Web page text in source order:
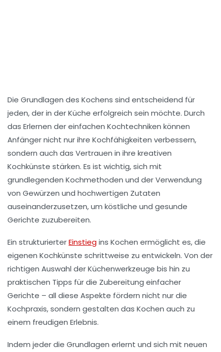
Die Grundlagen des Kochens sind entscheidend für
jeden, der in der Küche erfolgreich sein möchte. Durch
das Erlernen dereinfachen Kochtechniken können
Anfänger nicht nur ihre Kochfähigkeiten verbessern,
sondern auch das Vertrauen in ihre kreativen
Kochkünste stärken. Es ist wichtig, sich mit
grundlegenden Kochmethoden und der Verwendung
von Gewürzen und hochwertigen Zutaten
auseinanderzusetzen, um köstliche und gesunde
Gerichte zuzubereiten.
Ein strukturierterEinstiegins Kochen ermöglicht es, die
eigenen Kochkünste schrittweise zu entwickeln. Von der
richtigen Auswahl derKüchenwerkzeuge bis hin zu
praktischen Tipps für die Zubereitung einfacher
Gerichte – all diese Aspekte fördern nicht nur die
Kochpraxis, sondern gestalten das Kochen auch zu
einem freudigen Erlebnis.
Indem jeder die Grundlagen erlernt und sich mit neuen